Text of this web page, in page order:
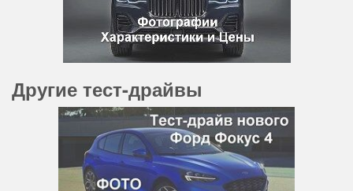
Другие тест-драйвы